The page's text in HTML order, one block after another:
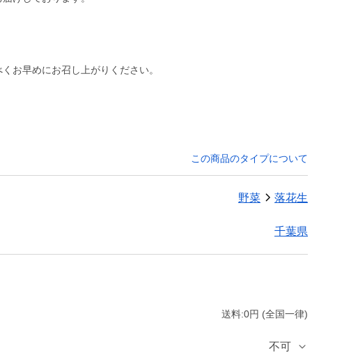
お早めにお召し上がりください。
この商品のタイプについて
野菜 落花生
千葉県
送料:0円 (全国一律)
不可